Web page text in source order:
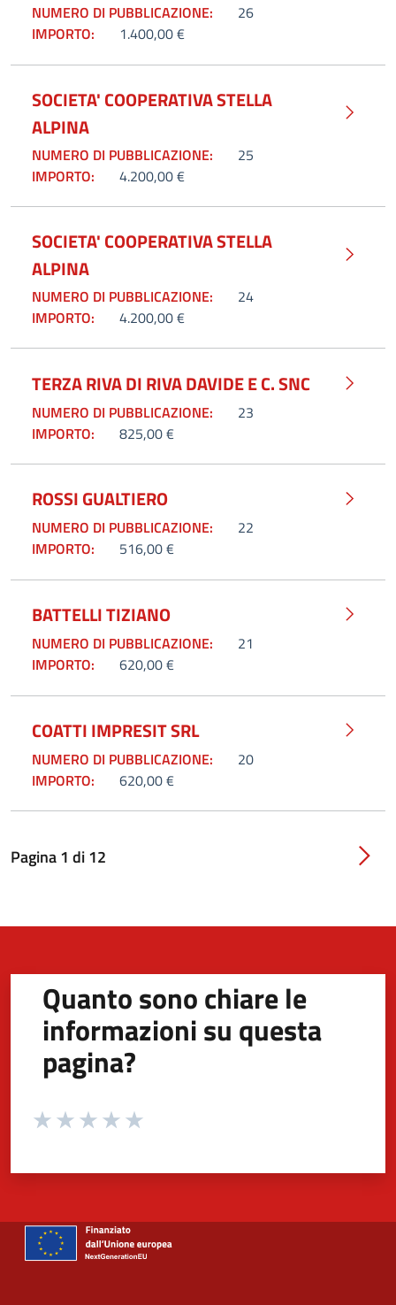
NUMERO DI PUBBLICAZIONE:
26
IMPORTO:
1.400,00 €
SOCIETA' COOPERATIVA STELLA
ALPINA
NUMERO DI PUBBLICAZIONE:
25
IMPORTO:
4.200,00 €
SOCIETA' COOPERATIVA STELLA
ALPINA
NUMERO DI PUBBLICAZIONE:
24
IMPORTO:
4.200,00 €
TERZA RIVA DI RIVA DAVIDE E C. SNC
NUMERO DI PUBBLICAZIONE:
23
IMPORTO:
825,00 €
ROSSI GUALTIERO
NUMERO DI PUBBLICAZIONE:
22
IMPORTO:
516,00 €
BATTELLI TIZIANO
NUMERO DI PUBBLICAZIONE:
21
IMPORTO:
620,00 €
COATTI IMPRESIT SRL
NUMERO DI PUBBLICAZIONE:
20
IMPORTO:
620,00 €
Pagina1 di12
Quanto sono chiare le
informazioni su questa
pagina?
Valuta da 1 a 5 stelle la pagina